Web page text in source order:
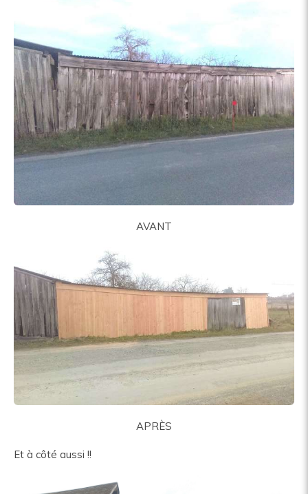
AVANT
APRÈS
Et à côté aussi !!